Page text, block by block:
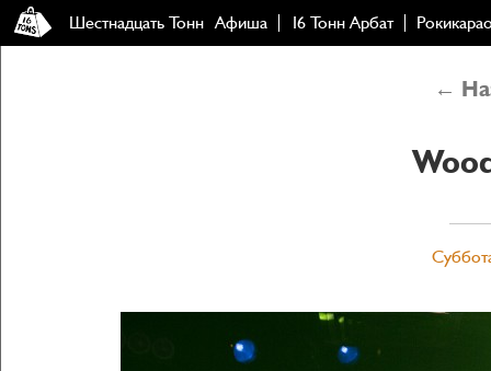
Шестнадцать Тонн Афиша 16 Тонн Арбат
←